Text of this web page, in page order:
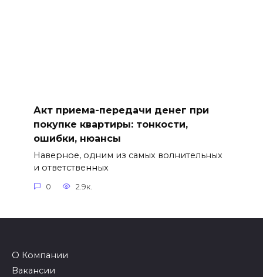
Акт приема-передачи денег при
покупке квартиры: тонкости,
ошибки, нюансы
Наверное, одним из самых волнительных
и ответственных
0 2.9к.
О Компании
Вакансии